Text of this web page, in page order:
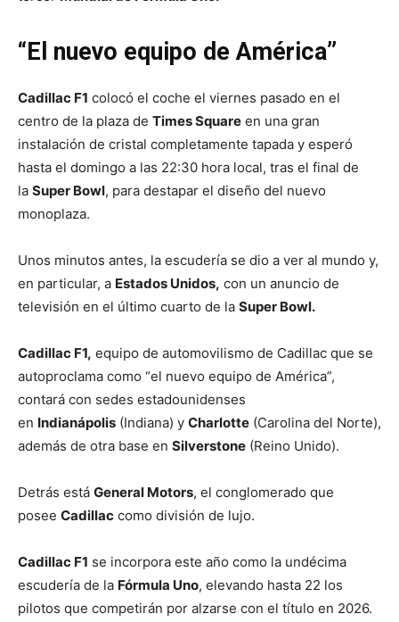
“El nuevo equipo de América”
Cadillac F1 colocó el coche el viernes pasado en el
centro de la plaza de Times Square en una gran
instalación de cristal completamente tapada y esperó
hasta el domingo a las 22:30 hora local, tras el final de
la Super Bowl, para destapar el diseño del nuevo
monoplaza.
Unos minutos antes, la escudería se dio a ver al mundo y,
en particular, a Estados Unidos, con un anuncio de
televisión en el último cuarto de la Super Bowl.
Cadillac F1, equipo de automovilismo de Cadillac que se
autoproclama como “el nuevo equipo de América”,
contará con sedes estadounidenses
en Indianápolis (Indiana) y Charlotte (Carolina del Norte),
además de otra base en Silverstone (Reino Unido).
Detrás está General Motors, el conglomerado que
posee Cadillac como división de lujo.
Cadillac F1 se incorpora este año como la undécima
escudería de la Fórmula Uno, elevando hasta 22 los
pilotos que competirán por alzarse con el título en 2026.